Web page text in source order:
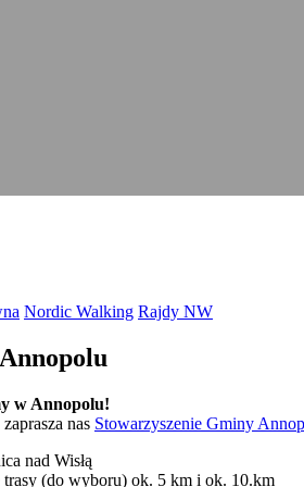
Nordic Walking Rajdy NW
w Annopolu!
nas Stowarzyszenie Gminy
nad Wisłą
(do wyboru) ok. 5 km i ok. 10.km